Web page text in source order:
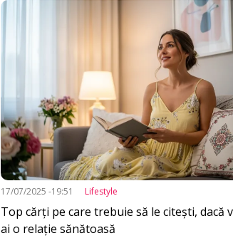
Imagine
17/07/2025 -19:51 Lifestyle
Top cărți pe care trebuie să le citești, dacă
ai o relație sănătoasă